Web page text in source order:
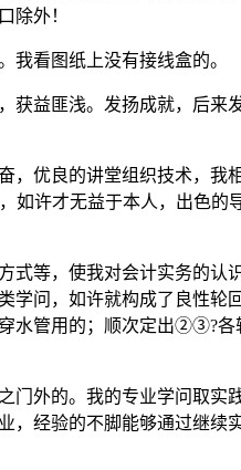
除外！
看图纸上没有接线盒的。
益匪浅。发扬成就，后来
优良的讲堂组织技术，我
如许才无益于本人，出色的
等，使我对会计实务的认
学问，如许就构成了良性轮
水管用的；顺次定出②③?
外的。我的专业学问取实
，经验的不脚能够通过继续